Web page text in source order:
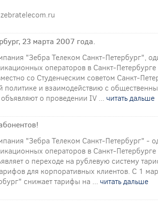
23 марта 2007 года.
"Зебра Телеком Санкт-Петербург",
операторов в Санкт-
со Студенческим советом Санкт-
политике и взаимодействию с
о проведении IV ... читать дальше
"Зебра Телеком Санкт-Петербург" -
операторов в Санкт-
о переходе на рублевую систему
для корпоративных клиентов. С 1
снижает тарифы на ... читать дальше